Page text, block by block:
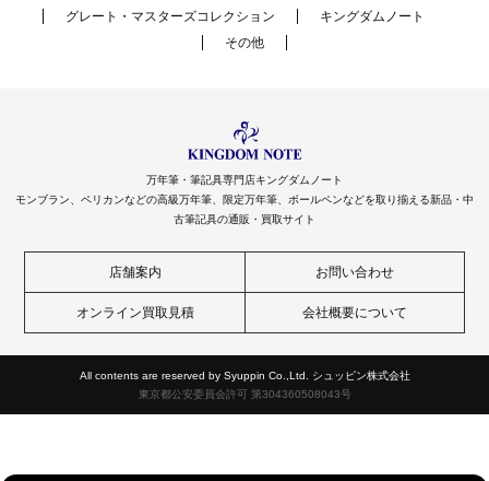
グレート・マスターズコレクション
キングダムノート
その他
万年筆・筆記具専門店キングダムノート
モンブラン、ペリカンなどの高級万年筆、限定万年筆、ボールペンなどを取り揃える新品・中
古筆記具の通販・買取サイト
店舗案内 お問い合わせ
オンライン買取見積 会社概要について
All contents are reserved by Syuppin Co.,Ltd. シュッピン株式会社
東京都公安委員会許可 第304360508043号